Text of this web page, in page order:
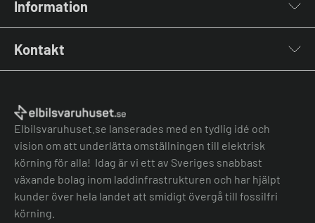
Laddkablar
Kabelhållare
Stolpar & Fästen
Information
Lastbalansering
Grön teknik bidrag
Jämför laddboxar
Köpvillkor
Kontakt
Elbilsvaruhuset.se lanserades med en tydlig idé och
vision om att underlätta omställningen till elektrisk
körning för alla! Idag är vi ett av Sveriges snabbast
växande bolag inom laddinfrastrukturen och har hjälpt
kunder över hela landet att smidigt övergå till fossilfri
körning.